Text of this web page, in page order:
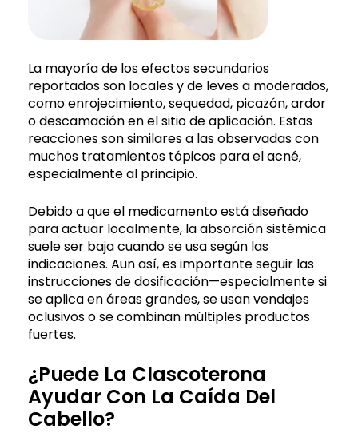
La mayoría de los efectos secundarios
reportados son locales y de leves a moderados,
como enrojecimiento, sequedad, picazón, ardor
o descamación en el sitio de aplicación. Estas
reacciones son similares a las observadas con
muchos tratamientos tópicos para el acné,
especialmente al principio.
Debido a que el medicamento está diseñado
para actuar localmente, la absorción sistémica
suele ser baja cuando se usa según las
indicaciones. Aun así, es importante seguir las
instrucciones de dosificación—especialmente si
se aplica en áreas grandes, se usan vendajes
oclusivos o se combinan múltiples productos
fuertes.
¿Puede La Clascoterona
Ayudar Con La Caída Del
Cabello?